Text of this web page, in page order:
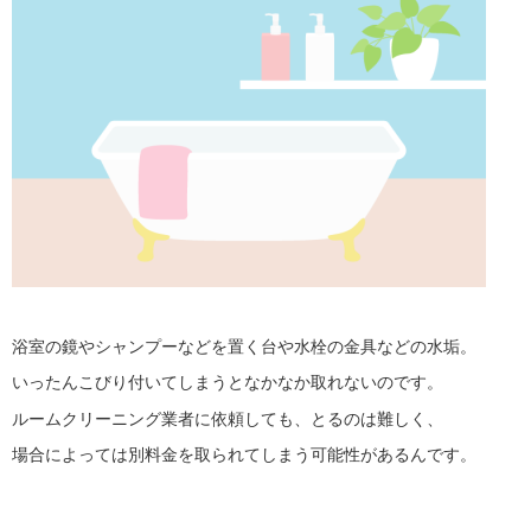
浴室の鏡やシャンプーなどを置く台や水栓の金具などの水垢。
いったんこびり付いてしまうとなかなか取れないのです。
ルームクリーニング業者に依頼しても、とるのは難しく、
場合によっては別料金を取られてしまう可能性があるんです。